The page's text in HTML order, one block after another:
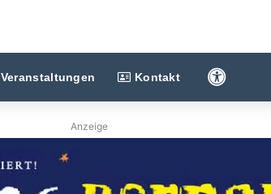
Veranstaltungen Kontakt
Anzeige